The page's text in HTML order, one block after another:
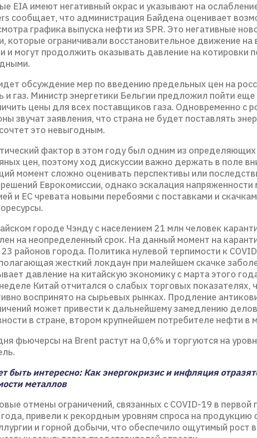
EIA имеют негативный окрас и указывают на
сообщает, что администрация Байдена оценивает
графика выпуска нефти из SPR. Это негативные
которые ограничивали восстановительное движение на
и могут продолжить оказывать давление на котировки
обсуждение мер по введению предельных цен на
и газ. Министр энергетики Бельгии предложил пойти
цены для всех поставщиков газа. Одновременно с
звучат заявления, что страна не будет поставлять
это невыгодным.
фактор в этом году был одним из
цен, поэтому ход дискуссии важно держать в поле
момент сложно оценивать перспективы или
Еврокомиссии, однако эскалация
и ЕС чревата новыми перебоями с поставками и
городе Чэнду с населением 21 млн человек
на неопределенный срок. На данный момент на
23 районов города. Политика нулевой терпимости к
жесткий локдаун при малейшем скачке
давление на китайскую экономику с марта этого
Китай отчитался о слабых торговых показателях,
воспринято на сырьевых рынках. Продление
может привести к дальнейшему замедлению
в стране, втором крупнейшем потребителе нефти в
фьючерсы на Brent растут на 0,6% и торгуются на
быть интересно: Как энергокризис и инфляция
металлов
отмены ограничений, связанных с COVID-19 в первой
привели к рекордным уровням спроса на продукцию
и горной добычи, что обеспечило ощутимый рост